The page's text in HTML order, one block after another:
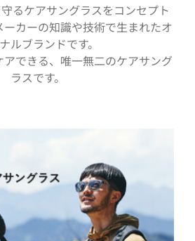
るケアサングラスをコンセプト
カーの知識や技術で生まれたオ
ルブランドです。
アできる、唯一無二のケアサング
ラスです。